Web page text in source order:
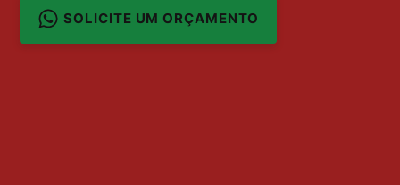
SOLICITE UM ORÇAMENTO